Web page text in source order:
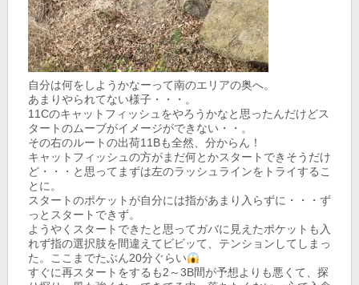
自分は何をしようかなーって南のエリアの奥へ。
あまりやられてない様子・・・。
11Cのキャットフィッシュをやろうかなと思ったんだけどス
タートのムーブがイメージができない・・。
その右のルートの出荷11Bも全然、分からん！
キャットフィッシュの方がまだ何とかスタートできそうだけ
ど・・・と思ってまずは左のラッシュラインをトライするこ
とに。
スタートのポケットが自分には指があまり入らずに・・・ず
っとスタートできず。
ようやくスタートできたと思ってガバに見えたポケットも入
れず指の選択肢を間違えてビビッて、テンションしてしまっ
た。ここまでたぶん20分ぐらい
すぐに再スタートをするも2～3B間が予想よりも悪くて、探